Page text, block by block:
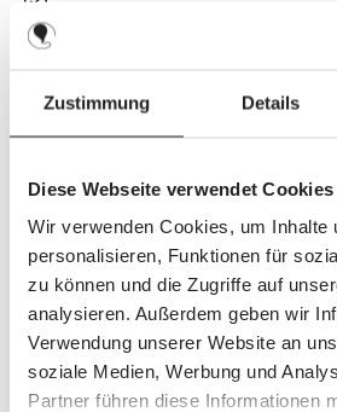
Zustimmung Details
Diese Webseite verwendet Cookies
Wir verwenden Cookies, um Inhalte
personalisieren, Funktionen für
zu können und die Zugriffe auf
analysieren. Außerdem geben wir
Verwendung unserer Website an
soziale Medien, Werbung und
Partner führen diese Informationen
Salsa 4 Air - Starter Set –
2023, 2024, 2025, 2026
Salsa 5 Air - Starter Set –
Salsa 5 Air Starter Set –
Salsa 5 Run – Colecciones: 2025
Salsa Run – Colecciones: 2024,
Viper 4 – Colecciones: 2020, 2021